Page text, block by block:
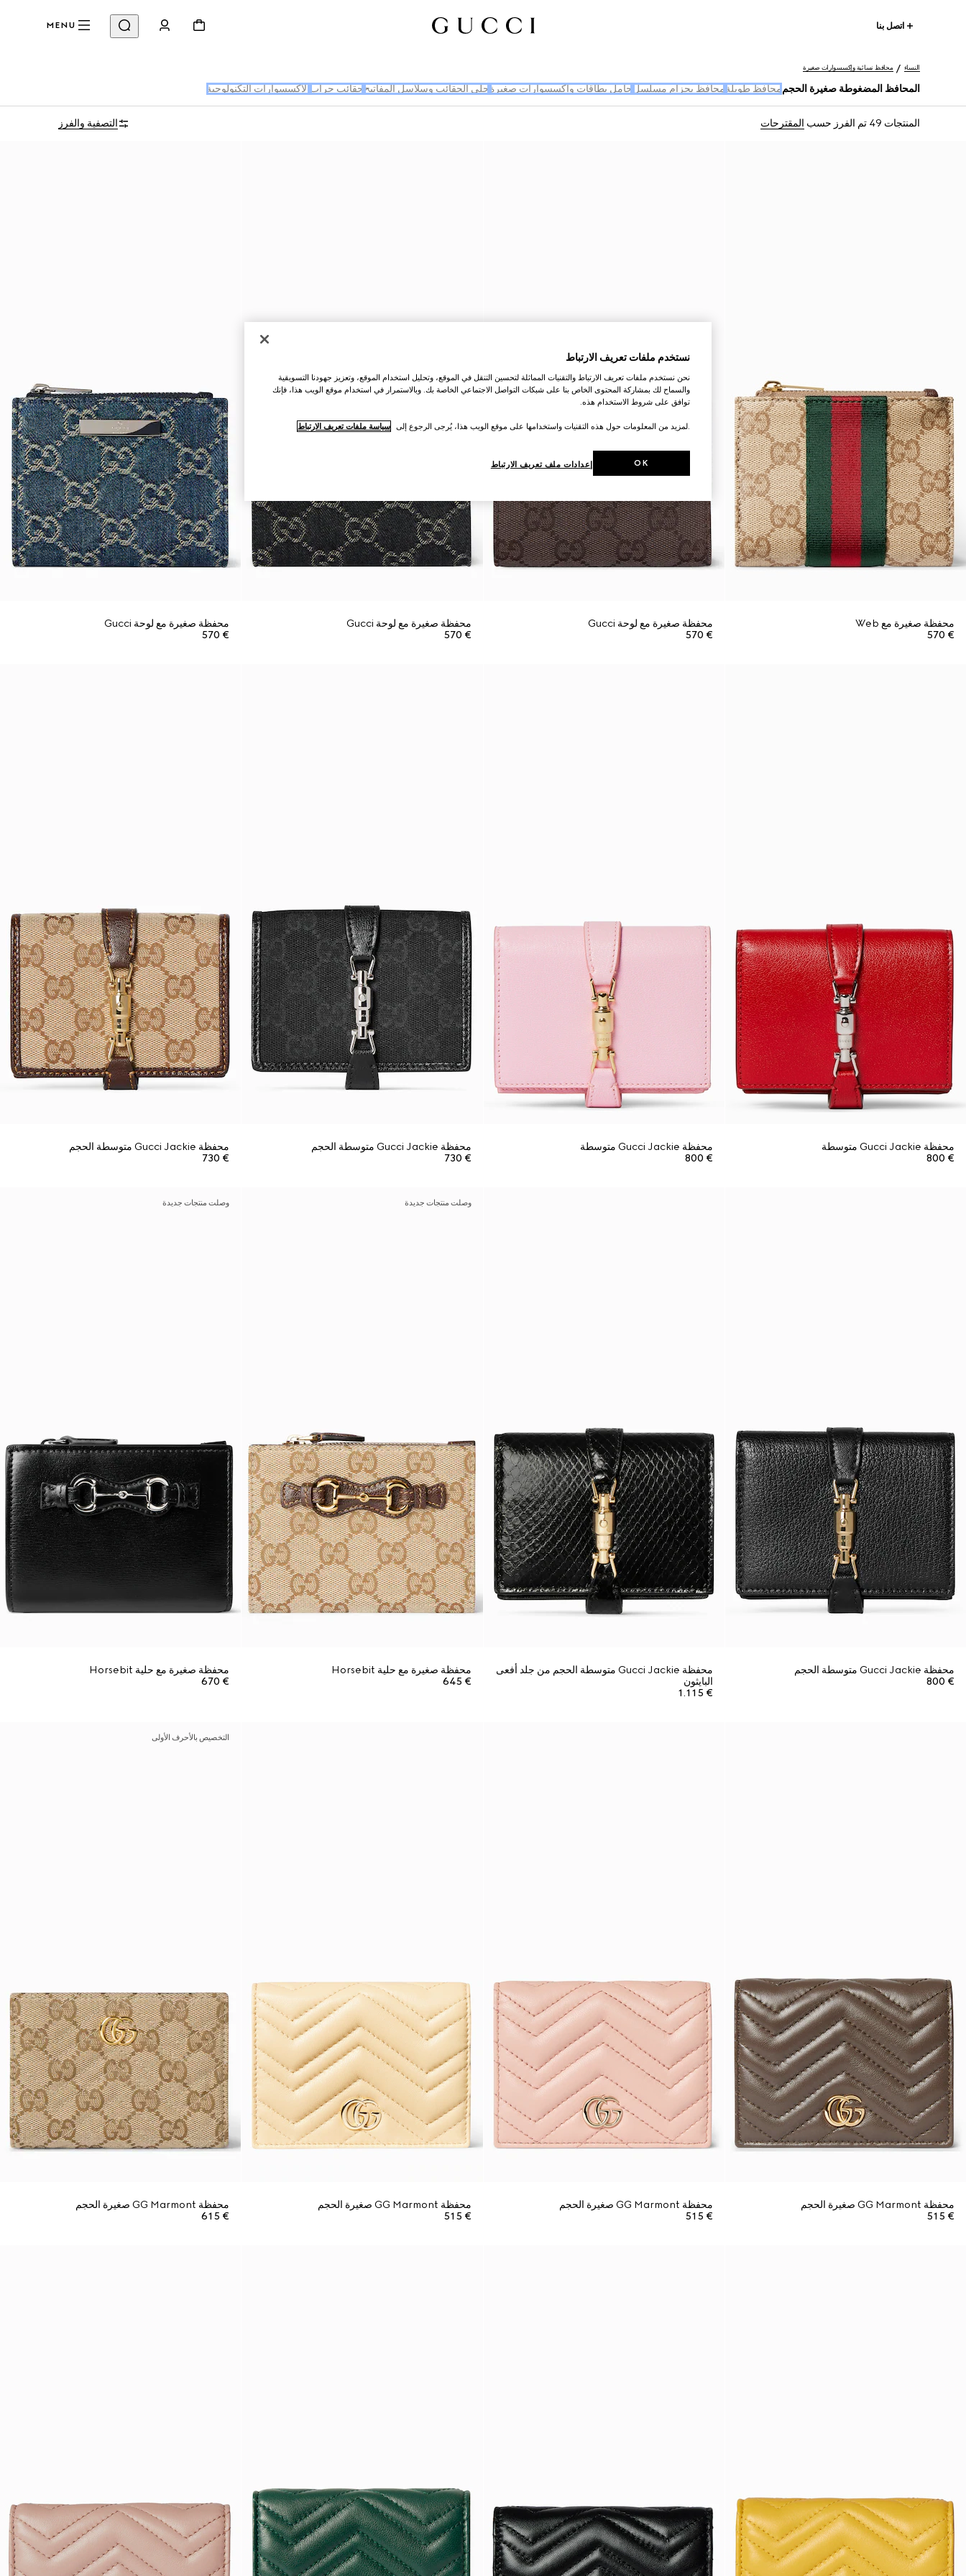
اتصل بنا MENU
النساء محافظ نسائية وإكسسوارات صغيرة
المحافظ المضغوطة صغيرة الحجم محافظ طويلة محافظ بحزام مسلسل حامل بطاقات وإكسسوارات صغيرة حلي الحقائب وسلاسل المفاتيح حقائب جراب الإكسسوارات التكنولوجية
المنتجات 49 تم الفرز حسب المقترحات التصفية والفرز
محفظة صغيرة مع Web
€ 570
محفظة صغيرة مع لوحة Gucci
€ 570
محفظة صغيرة مع لوحة Gucci
€ 570
محفظة صغيرة مع لوحة Gucci
€ 570
محفظة Gucci Jackie متوسطة
€ 800
محفظة Gucci Jackie متوسطة
€ 800
محفظة Gucci Jackie متوسطة الحجم
€ 730
محفظة Gucci Jackie متوسطة الحجم
€ 730
محفظة Gucci Jackie متوسطة الحجم
€ 800
محفظة Gucci Jackie متوسطة الحجم من جلد أفعى
البايثون
€ 1.115
وصلت منتجات جديدة
محفظة صغيرة مع حلية Horsebit
€ 645
وصلت منتجات جديدة
محفظة صغيرة مع حلية Horsebit
€ 670
محفظة GG Marmont صغيرة الحجم
€ 515
محفظة GG Marmont صغيرة الحجم
€ 515
محفظة GG Marmont صغيرة الحجم
€ 515
التخصيص بالأحرف الأولى
محفظة GG Marmont صغيرة الحجم
€ 615
نستخدم ملفات تعريف الارتباط
نحن نستخدم ملفات تعريف الارتباط والتقنيات المماثلة لتحسين التنقل في الموقع، وتحليل استخدام الموقع، وتعزيز جهودنا التسويقية
والسماح لك بمشاركة المحتوى الخاص بنا على شبكات التواصل الاجتماعي الخاصة بك. وبالاستمرار في استخدام موقع الويب هذا، فإنك
توافق على شروط الاستخدام هذه.
.لمزيد من المعلومات حول هذه التقنيات واستخدامها على موقع الويب هذا، يُرجى الرجوع إلى سياسة ملفات تعريف الارتباط
إعدادات ملف تعريف الارتباط OK